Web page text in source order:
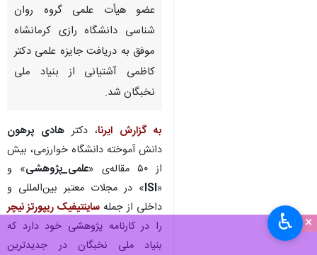
×
عضو هیأت‌ علمی گروه روان
شناسی دانشگاه رازی کرمانشاه
موفق به دریافت جایزه علمی دکتر
کاظمی آشتیانی از بنیاد ملی
نخبگان شد.
به گزارش ایرنا، دکترهادی پرهون
دانش آموخته دانشگاه خوارزمی، بیش
از ۵۰ مقاله‌ی «
علمی_پژوهشی» و
«
ISI» در مجلات معتبر بین‌المللی و
داخلی از جمله ساینتیفیک ریپورتز نیچر
را در کارنامه‌ پژوهشی خود دارد که
بنیاد ملی نخبگان در جدیدترین
♿︎